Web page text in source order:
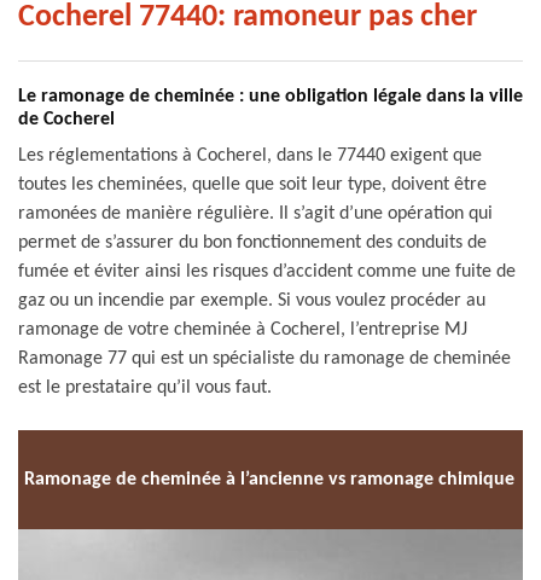
Cocherel 77440: ramoneur pas cher
Le ramonage de cheminée : une obligation légale dans la ville
de Cocherel
Les réglementations à Cocherel, dans le 77440 exigent que
toutes les cheminées, quelle que soit leur type, doivent être
ramonées de manière régulière. Il s’agit d’une opération qui
permet de s’assurer du bon fonctionnement des conduits de
fumée et éviter ainsi les risques d’accident comme une fuite de
gaz ou un incendie par exemple. Si vous voulez procéder au
ramonage de votre cheminée à Cocherel, l’entreprise MJ
Ramonage 77 qui est un spécialiste du ramonage de cheminée
est le prestataire qu’il vous faut.
Ramonage de cheminée à l’ancienne vs ramonage chimique